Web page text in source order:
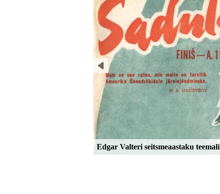
Edgar Valteri seitsmeaastaku